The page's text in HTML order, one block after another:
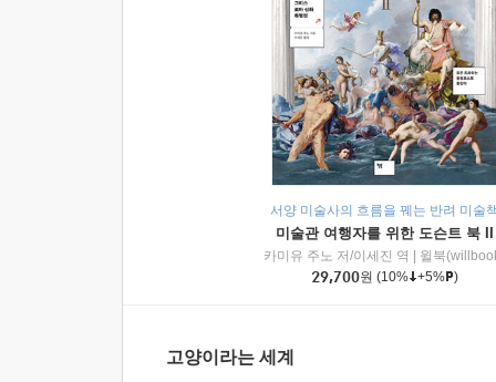
서양 미술사의 흐름을 꿰는 반려 미술
미술관 여행자를 위한 도슨트 북 II
카미유 주노 저/이세진 역
윌북
29,700원 (10% +5% )
고양이라는 세계